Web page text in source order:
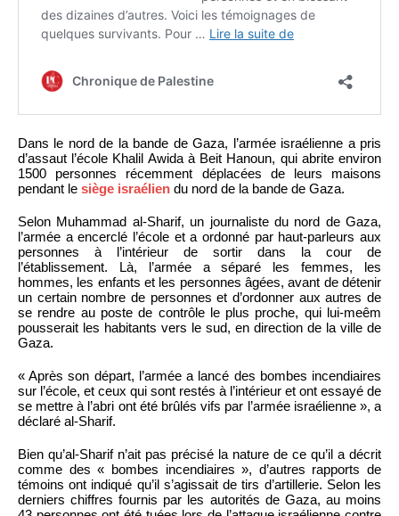
Dans le nord de la bande de Gaza, l’armée israélienne a pris
d’assaut l’école Khalil Awida à Beit Hanoun, qui abrite environ
1500 personnes récemment déplacées de leurs maisons
pendant le siège israélien du nord de la bande de Gaza.
Selon Muhammad al-Sharif, un journaliste du nord de Gaza,
l’armée a encerclé l’école et a ordonné par haut-parleurs aux
personnes à l’intérieur de sortir dans la cour de
l’établissement. Là, l’armée a séparé les femmes, les
hommes, les enfants et les personnes âgées, avant de détenir
un certain nombre de personnes et d’ordonner aux autres de
se rendre au poste de contrôle le plus proche, qui lui-meêm
pousserait les habitants vers le sud, en direction de la ville de
Gaza.
« Après son départ, l’armée a lancé des bombes incendiaires
sur l’école, et ceux qui sont restés à l’intérieur et ont essayé de
se mettre à l’abri ont été brûlés vifs par l’armée israélienne », a
déclaré al-Sharif.
Bien qu’al-Sharif n’ait pas précisé la nature de ce qu’il a décrit
comme des « bombes incendiaires », d’autres rapports de
témoins ont indiqué qu’il s’agissait de tirs d’artillerie. Selon les
derniers chiffres fournis par les autorités de Gaza, au moins